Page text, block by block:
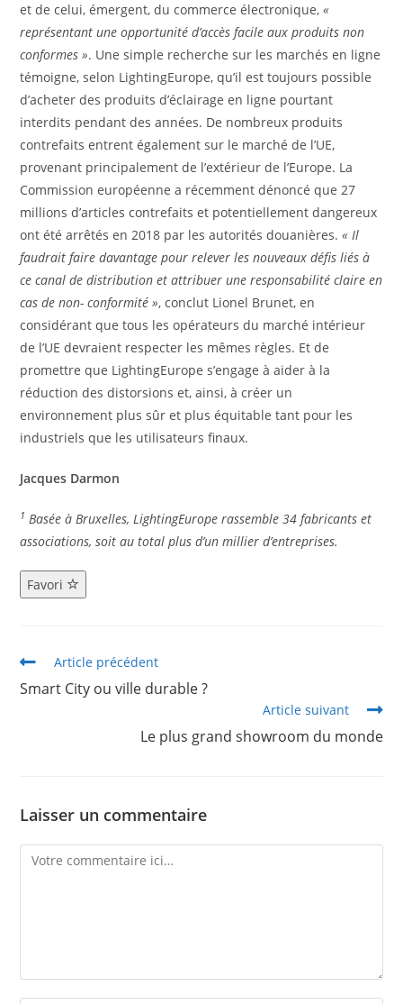
et de celui, émergent, du commerce électronique,«
représentant une opportunité d’accès facile aux produits non
conformes ». Une simple recherche sur les marchés en ligne
témoigne, selon LightingEurope, qu’il est toujours possible
d’acheter des produits d’éclairage en ligne pourtant
interdits pendant des années. De nombreux produits
contrefaits entrent également sur le marché de l’UE,
provenant principalement de l’extérieur de l’Europe. La
Commission européenne a récemment dénoncé que 27
millions d’articles contrefaits et potentiellement dangereux
ont été arrêtés en 2018 par les autorités douanières.« Il
faudrait faire davantage pour relever les nouveaux défis liés à
ce canal de distribution et attribuer une responsabilité claire en
cas de non- conformité », conclut Lionel Brunet, en
considérant que tous les opérateurs du marché intérieur
de l’UE devraient respecter les mêmes règles. Et de
promettre que LightingEurope s’engage à aider à la
réduction des distorsions et, ainsi, à créer un
environnement plus sûr et plus équitable tant pour les
industriels que les utilisateurs finaux.
Jacques Darmon
1 Basée à Bruxelles, LightingEurope rassemble 34 fabricants et
associations, soit au total plus d’un millier d’entreprises.
Favori
Article précédent
Smart City ou ville durable ?
Article suivant
Le plus grand showroom du monde
Laisser un commentaire